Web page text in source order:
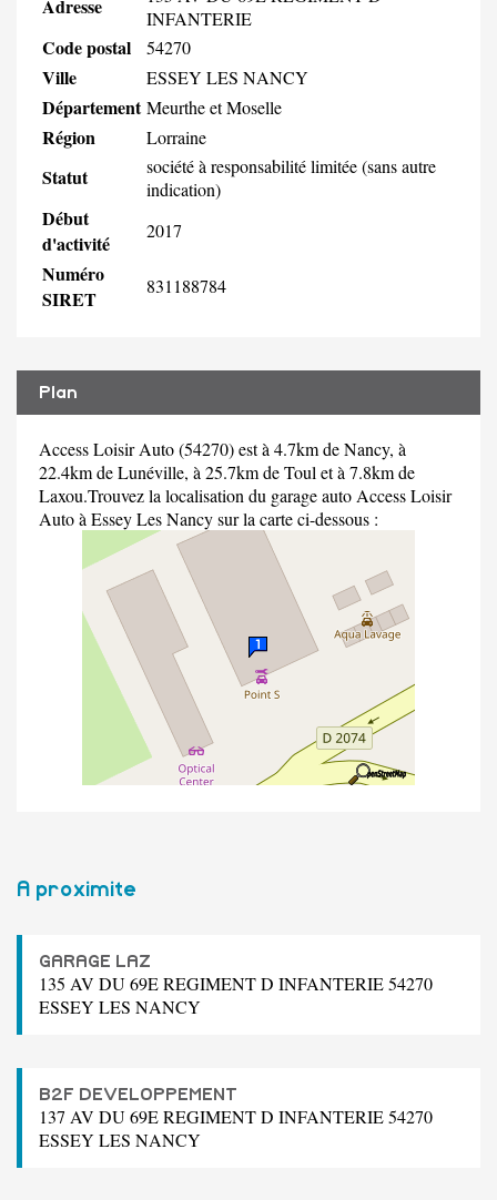
Adresse
INFANTERIE
Code postal 54270
Ville ESSEY LES NANCY
Département Meurthe et Moselle
Région Lorraine
Statut
société à responsabilité limitée (sans autre
indication)
Début
d'activité
2017
Numéro
SIRET
831188784
Plan
Access Loisir Auto (54270) est à 4.7km de Nancy, à
22.4km de Lunéville, à 25.7km de Toul et à 7.8km de
Laxou.Trouvez la localisation du garage auto Access Loisir
Auto à Essey Les Nancy sur la carte ci-dessous :
A proximite
GARAGE LAZ
135 AV DU 69E REGIMENT D INFANTERIE 54270
ESSEY LES NANCY
B2F DEVELOPPEMENT
137 AV DU 69E REGIMENT D INFANTERIE 54270
ESSEY LES NANCY